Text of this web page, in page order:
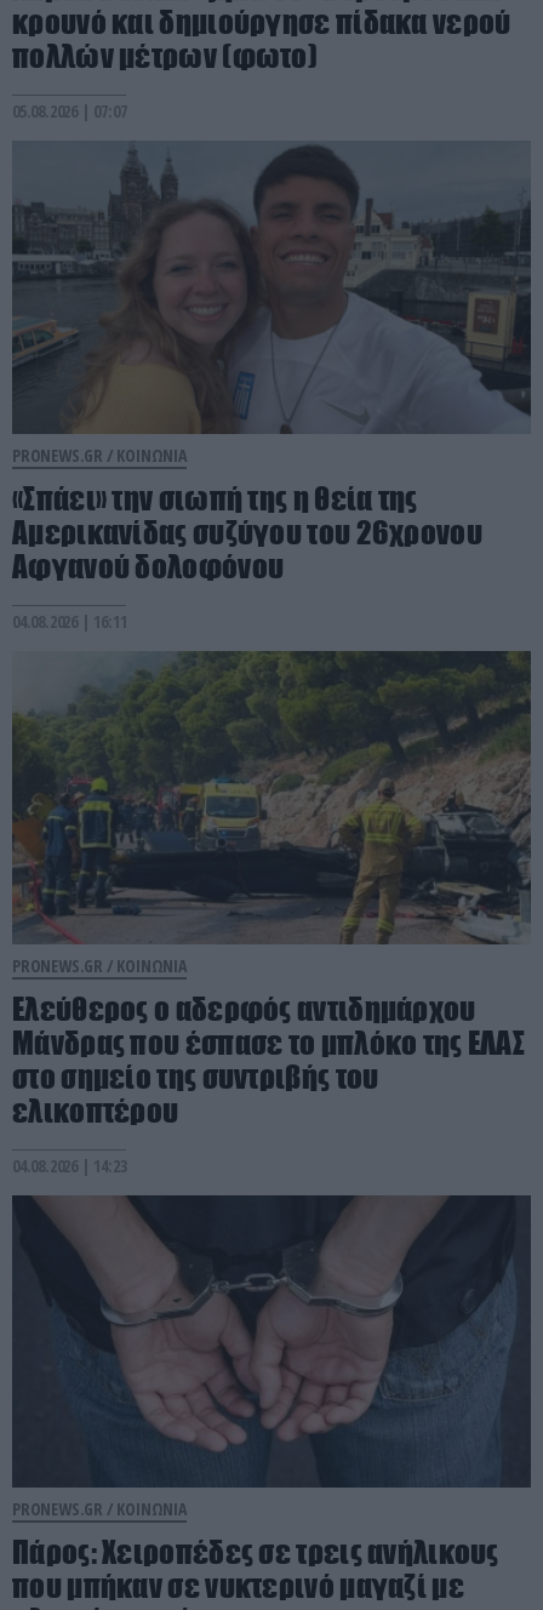
κρουνό και δημιούργησε πίδακα νερού
πολλών μέτρων (φωτο)
05.08.2026 | 07:07
PRONEWS.GR / ΚΟΙΝΩΝΙΑ
«Σπάει» την σιωπή της η θεία της
Αμερικανίδας συζύγου του 26χρονου
Αφγανού δολοφόνου
04.08.2026 | 16:11
PRONEWS.GR / ΚΟΙΝΩΝΙΑ
Ελεύθερος ο αδερφός αντιδημάρχου
Μάνδρας που έσπασε το μπλόκο της ΕΛΑΣ
στο σημείο της συντριβής του
ελικοπτέρου
04.08.2026 | 14:23
PRONEWS.GR / ΚΟΙΝΩΝΙΑ
Πάρος: Χειροπέδες σε τρεις ανήλικους
που μπήκαν σε νυκτερινό μαγαζί με